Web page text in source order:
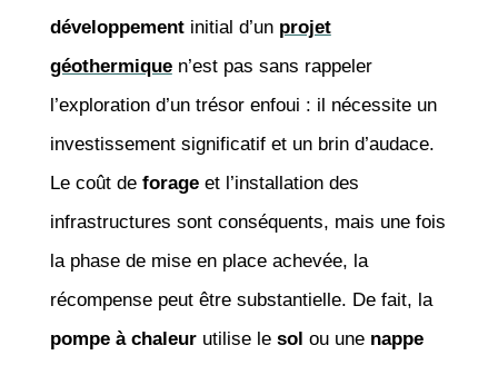
développementinitial d’un projet
géothermiquen’est pas sans rappeler
l’exploration d’un trésor enfoui : il nécessite un
investissement significatif et un brin d’audace.
Le coût de forageet l’installation des
infrastructures sont conséquents, mais une fois
la phase de mise en place achevée, la
récompense peut être substantielle. De fait, la
pompe à chaleurutilise le sol ou une nappe